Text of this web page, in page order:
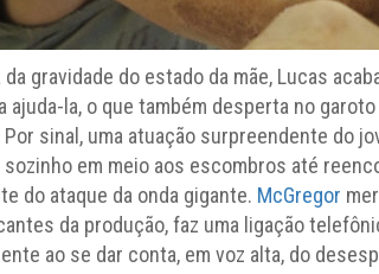
gravidade do estado da mãe, Lucas
ajuda-la, o que também desperta no
sinal, uma atuação surpreendente do
em meio aos escombros até
do ataque da onda gigante. McGregor
da produção, faz uma ligação
ao se dar conta, em voz alta, do